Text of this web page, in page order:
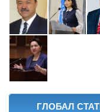
ГЛОБАЛ